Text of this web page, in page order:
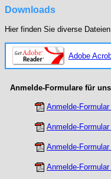
Downloads
Hier finden Sie diverse
Adobe
Anmelde-Formulare für
Anmelde-
Anmelde-
Anmelde-
Anmelde-